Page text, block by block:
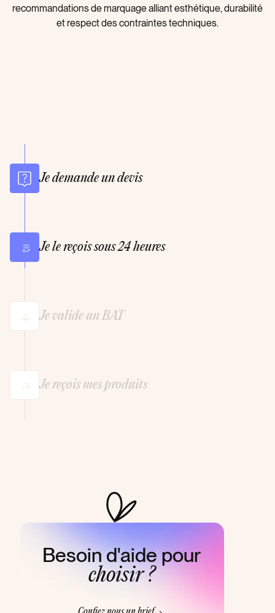
recommandations de marquage alliant esthétique, durabilité
et respect des contraintes techniques.
Je demande un devis
Je le reçois sous 24 heures
Je valide un BAT
Je reçois mes produits
Besoin d'aide pour
choisir ?